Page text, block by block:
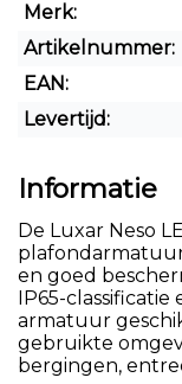
Merk:
Artikelnummer:
EAN:
Levertijd:
Informatie
De Luxar Neso
en goed
IP65-classificatie
armatuur
gebruikte
bergingen,